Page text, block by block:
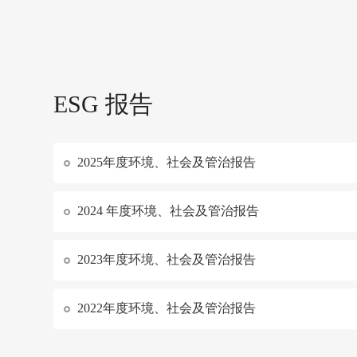
ESG 报告
2025年度环境、社会及管治报告
2024 年度环境、社会及管治报告
2023年度环境、社会及管治报告
2022年度环境、社会及管治报告